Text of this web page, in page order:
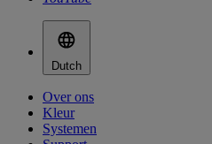
Dutch
Over ons
Kleur
Systemen